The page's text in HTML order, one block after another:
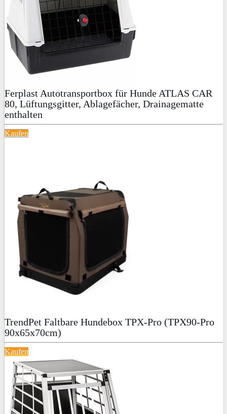
Ferplast Autotransportbox für Hunde ATLAS CAR
80, Lüftungsgitter, Ablagefächer, Drainagematte
enthalten
Kaufen
TrendPet Faltbare Hundebox TPX-Pro (TPX90-Pro
90x65x70cm)
Kaufen